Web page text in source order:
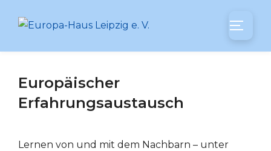
Inhalt
Europäischer
Erfahrungsaustausch
Lernen von und mit dem Nachbarn – unter